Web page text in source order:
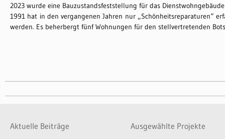
2023 wurde eine Bauzustandsfeststellung für das
1991 hat in den vergangenen Jahren nur „Schönheitsreparaturen“
werden. Es beherbergt fünf Wohnungen für den stellvertretenden
Aktuelle Beiträge Ausgewählte Projekte